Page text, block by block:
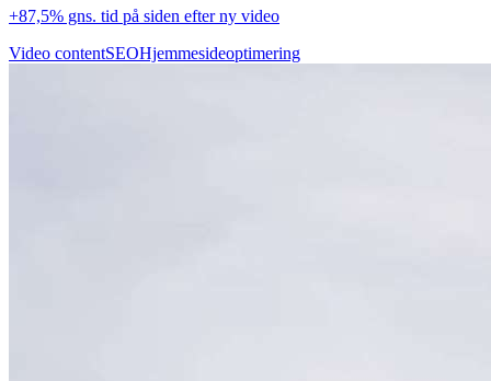
+87,5% gns. tid på siden efter ny video
Video contentSEOHjemmesideoptimering